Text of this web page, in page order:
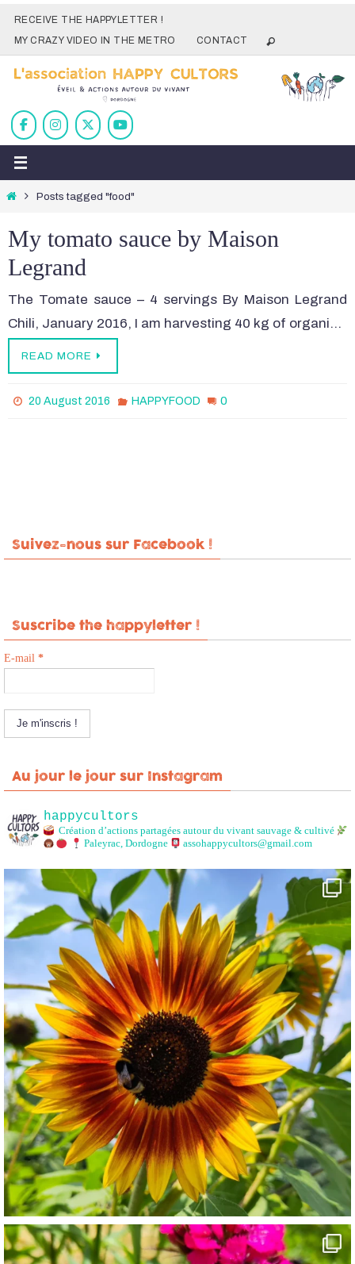
SkipRECEIVE THE HAPPYLETTER !
MY CRAZY VIDEO IN THE METRO
CONTACT
HomePosts tagged "food"
My tomato sauce by Maison
Legrand
The Tomate sauce – 4 servings By Maison Legrand
Chili, January 2016, I am harvesting 40 kg of organi…
READ MORE
20 August 2016 HAPPYFOOD 0
Suivez-nous sur Facebook !
Suscribe the happyletter !
E-mail *
Au jour le jour sur Instagram
happycultors
Création d’actions partagées autour du vivant sauvage & cultivé
Paleyrac, Dordogne
assohappycultors@gmail.com